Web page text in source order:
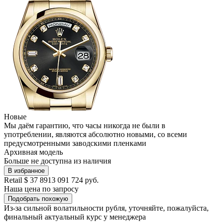
Новые
Мы даём гарантию, что часы никогда не были в
употреблении, являются абсолютно новыми, со всеми
предусмотренными заводскими пленками
Архивная модель
Больше не доступна из наличия
В избранное
Retail $ 37 8913 091 724 руб.
Наша цена по запросу
Подобрать похожую
Из-за сильной волатильности рубля, уточняйте, пожалуйста,
финальный актуальный курс у менеджера